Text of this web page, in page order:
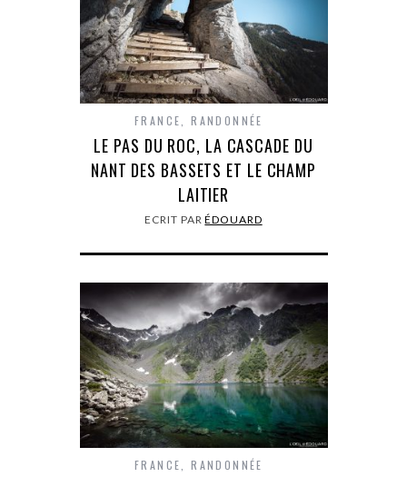
FRANCE,RANDONNÉE
LE PAS DU ROC, LA CASCADE DU
NANT DES BASSETS ET LE CHAMP
LAITIER
ECRIT PARÉDOUARD
FRANCE,RANDONNÉE